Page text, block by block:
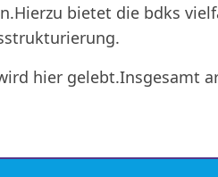
bietet die bdks
hier gelebt.Insgesamt